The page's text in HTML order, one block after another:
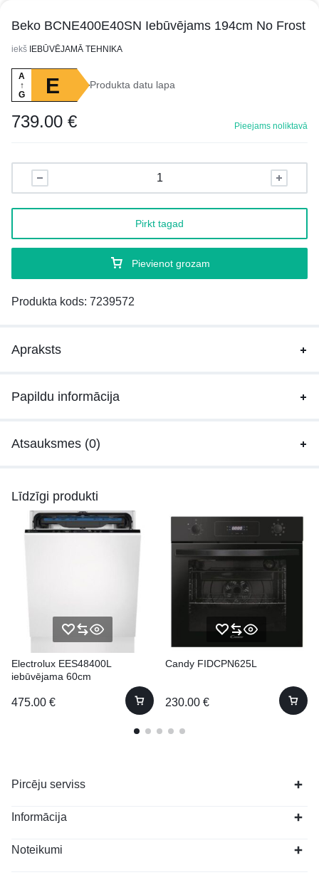
Beko BCNE400E40SN Iebūvējams 194cm No Frost
iekš IEBŪVĒJAMĀ TEHNIKA
A
↑
G
E Produkta datu lapa
739.00 € Pieejams noliktavā
Pievienot grozam
Pirkt tagad
Produkta kods: 7239572
Apraksts
Papildu informācija
Atsauksmes (0)
Līdzīgi produkti
Electrolux EES48400L
iebūvējama 60cm
475.00 €
Candy FIDCPN625L
230.00 €
Pircēju serviss
Informācija
Noteikumi